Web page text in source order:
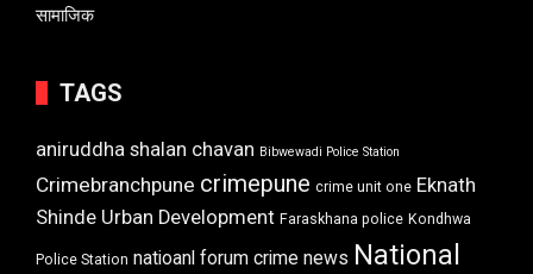
सामाजिक
TAGS
aniruddha shalan chavan Bibwewadi Police Station
Crimebranchpune crimepune crime unit one Eknath
Shinde Urban Development Faraskhana police Kondhwa
Police Station natioanl forum crime news National